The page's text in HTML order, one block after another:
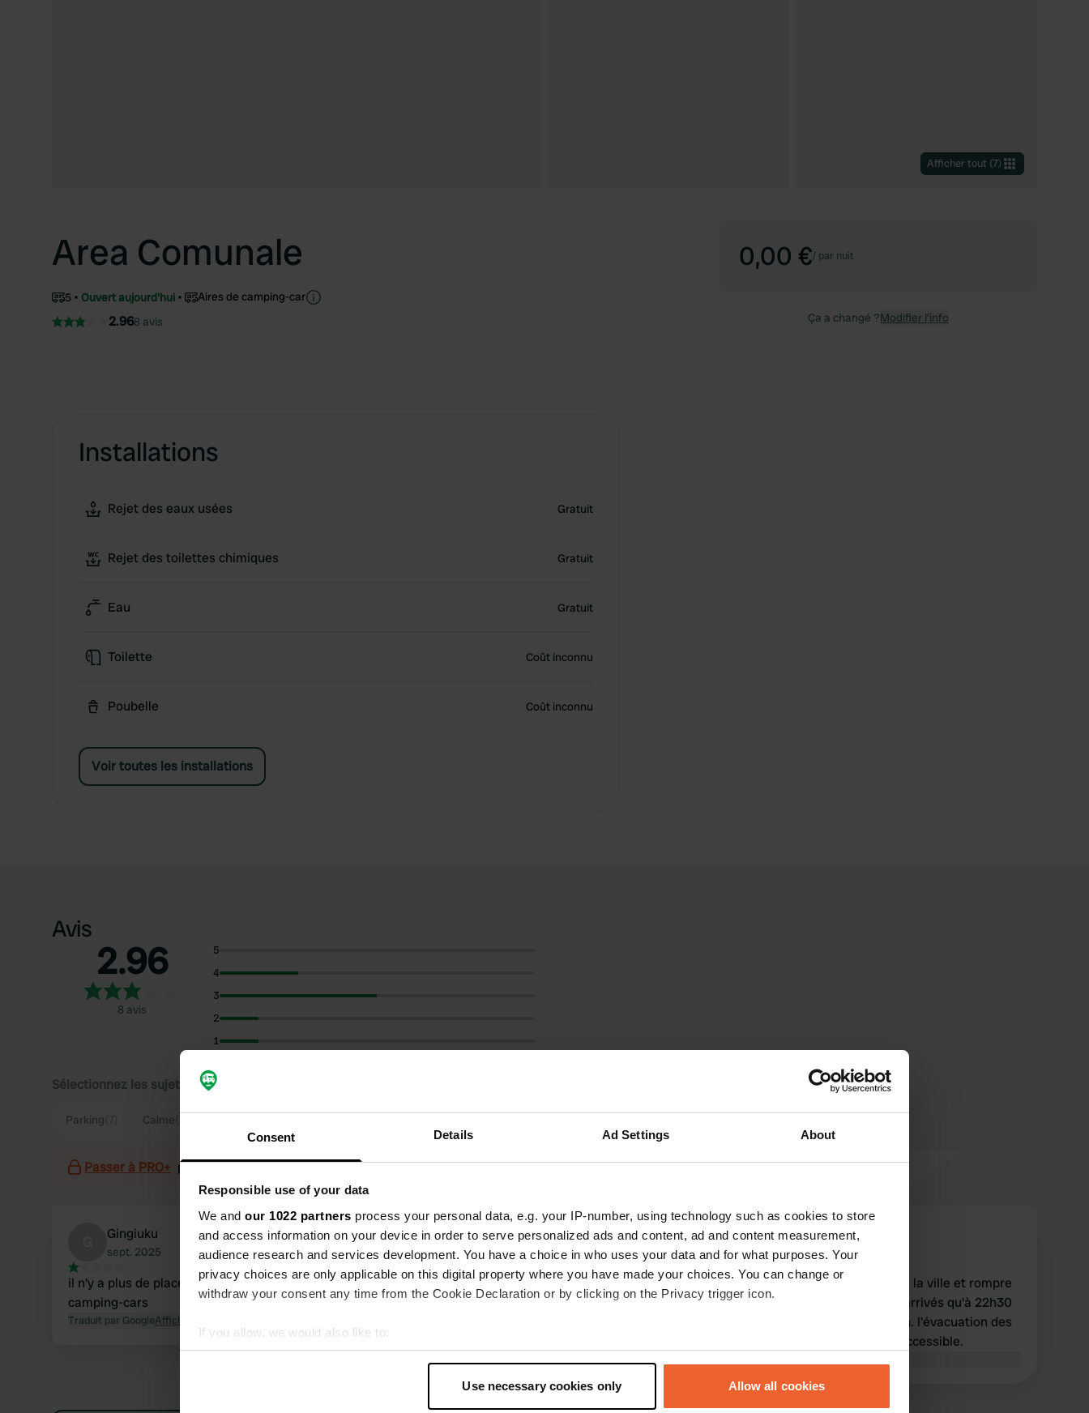
Consent Details Ad Settings About
Responsible use of your data
We and our 1022 partners process your personal data, e.g. your IP-number, using technology such as cookies to store
and access information on your device in order to serve personalized ads and content, ad and content measurement,
audience research and services development. You have a choice in who uses your data and for what purposes. Your
privacy choices are only applicable on this digital property where you have made your choices. You can change or
withdraw your consent any time from the Cookie Declaration or by clicking on the Privacy trigger icon.
If you allow, we would also like to:
Collect information about your geographical location which can be accurate to within several meters
Find out more about how your personal data is processed and set your preferences in the
Use necessary cookies only Allow all cookies
Afficher tout (7)
Area Comunale
5 Ouvert aujourd'hui Aires de camping-car
2.968 avis
Installations
Rejet des eaux usées Gratuit
Rejet des toilettes chimiques Gratuit
Eau Gratuit
Toilette Coût inconnu
Poubelle Coût inconnu
Voir toutes les installations
0,00 €/ par nuit
Ça a changé ?Modifier l’info
Avis
2.96
8 avis
5
4
3
2
1
Sélectionnez les sujets pour lire les critiques :
Parking Calme
Passer à PRO+ pour l'utilisation des filtres sur les avis
Gingiuku
sept. 2025
il n'y a plus de places de stationnement pour les
camping-cars
Traduit par GoogleAfficher l'original
N N.Dekker
avr. 2024
Excellent espace de stationnement pour voir
l'endroit, il y a cinq places de parking pour les
K Karlijn-op-reis
août 2021
bel emplacement pour visiter la ville et rompre
le voyage. nous ne sommes arrivés qu'à 22h30
et le parking était assez plein. l'évacuation des
eaux a réussi, le puits était accessible.